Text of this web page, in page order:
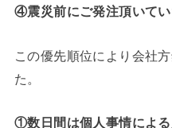
④震災前にご発注頂いて
この優先順位により会社
た。
①数日間は個人事情による